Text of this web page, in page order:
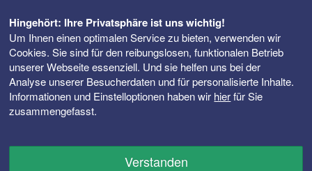
Hingehört: Ihre Privatsphäre ist uns wichtig!
Um Ihnen einen optimalen Service zu bieten, verwenden wir
Cookies. Sie sind für den reibungslosen, funktionalen Betrieb
unserer Webseite essenziell. Und sie helfen uns bei der
Analyse unserer Besucherdaten und für personalisierte Inhalte.
Informationen und Einstelloptionen haben wir hierfür Sie
zusammengefasst.
Verstanden